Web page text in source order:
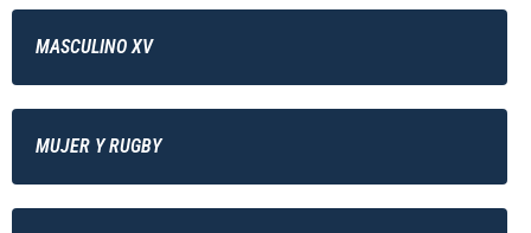
MASCULINO XV
MUJER Y RUGBY